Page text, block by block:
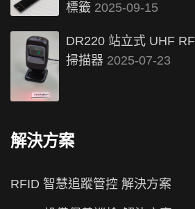
標籤 2025-09-15
DR220 站立式 UHF
掃描器 2025-07-23
解決方案
RFID 智慧追蹤管控 解決方案